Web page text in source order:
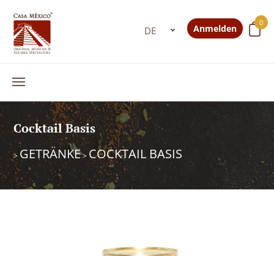
0
Anmelden
Cocktail Basis
> GETRÄNKE>COCKTAIL BASIS